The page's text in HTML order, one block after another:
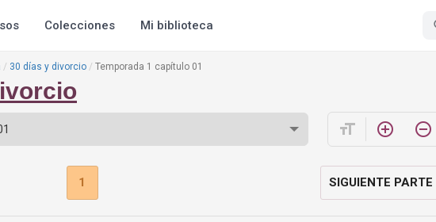
Colecciones Mi biblioteca
30 días y divorcio Temporada 1 capítulo 01
format_size add_circle_outline remove_circle_outline
1 SIGUIENTE PARTE